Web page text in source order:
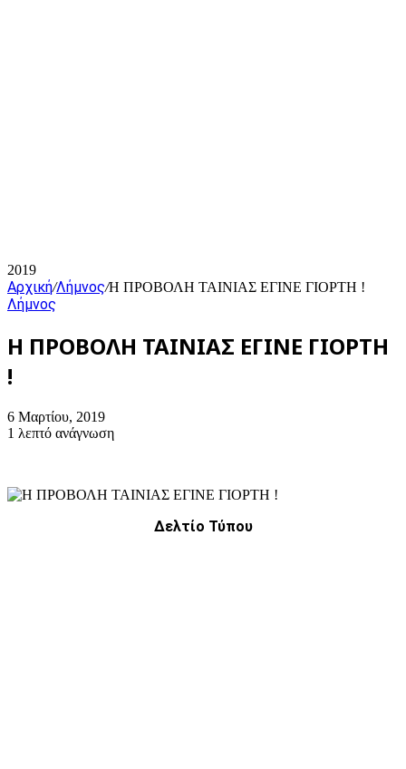
2019
Αρχική/Λήμνος/Η ΠΡΟΒΟΛΗ ΤΑΙΝΙΑΣ ΕΓΙΝΕ ΓΙΟΡΤΗ !
Λήμνος
Η ΠΡΟΒΟΛΗ ΤΑΙΝΙΑΣ ΕΓΙΝΕ ΓΙΟΡΤΗ
!
6 Μαρτίου, 2019
1 λεπτό ανάγνωση
Δελτίο Τύπου